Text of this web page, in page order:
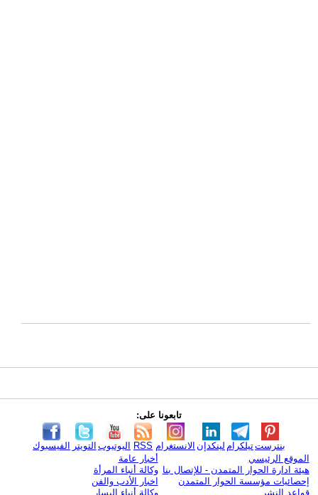
تابعونا على:
الفيسبوك التويتر اليوتيوب RSS الانستغرام لينكدإن تيلكرامبنترست
الموقع الرئيسي
هيئة ادارة الحوار المتمدن - للإتصال بنا
إحصائيات مؤسسة الحوار المتمدن
قواعد النشر
أخبار عامة
وكالة أنباء المرأة
اخبار الأدب والفن
وكالة أنباء اليسار